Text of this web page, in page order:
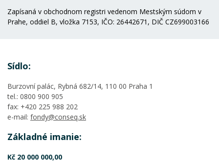
Zapísaná v obchodnom registri vedenom Mestským súdom v
Prahe, oddiel B, vložka 7153, IČO: 26442671, DIČ CZ699003166
Sídlo:
Burzovní palác, Rybná 682/14, 110 00 Praha 1
tel.: 0800 900 905
fax: +420 225 988 202
e-mail: fondy@conseq.sk
Základné imanie:
Kč 20 000 000,00